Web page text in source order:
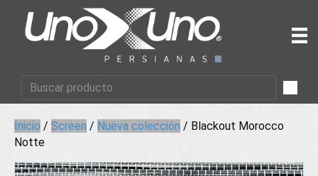
Inicio / Screen / Nueva colección / Blackout Morocco
Notte